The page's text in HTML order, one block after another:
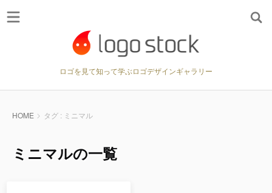
ロゴを見て知って学ぶロゴデザインギャラリー
HOME タグ : ミニマル
ミニマルの一覧